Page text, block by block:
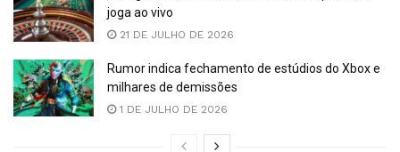
joga ao vivo
21 DE JULHO DE 2026
Rumor indica fechamento de estúdios do Xbox e
milhares de demissões
1 DE JULHO DE 2026